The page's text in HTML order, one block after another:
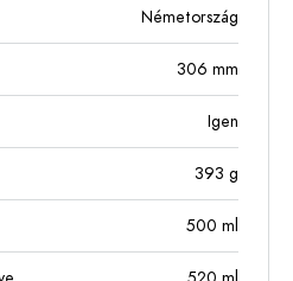
Németország
306 mm
Igen
393 g
500 ml